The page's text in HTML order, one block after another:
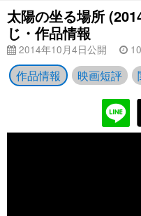
太陽の坐る場所
じ・作品情報
2014年10月4日公開
作品情報 映画短評